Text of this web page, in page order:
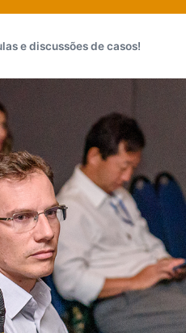
e discussões de casos!